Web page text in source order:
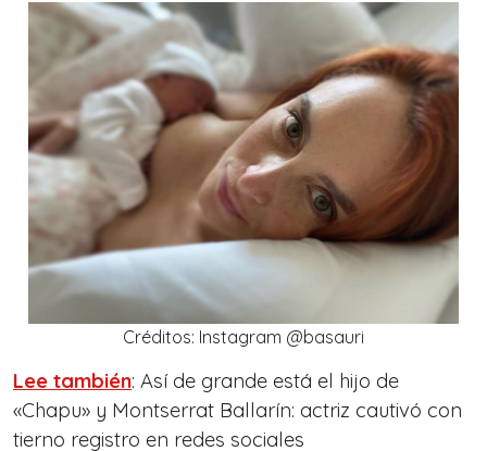
Créditos: Instagram @basauri
Lee también: Así de grande está el hijo de
«Chapu» y Montserrat Ballarín: actriz cautivó con
tierno registro en redes sociales